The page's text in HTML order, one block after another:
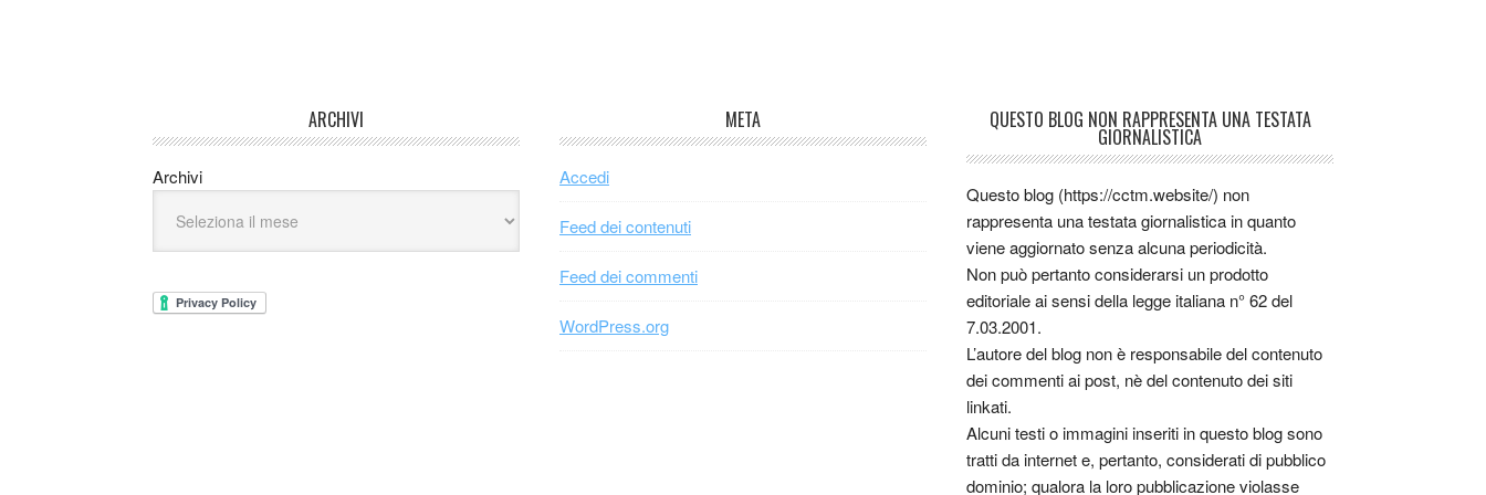
ARCHIVI
Archivi
META
Accedi
Feed dei contenuti
Feed dei commenti
WordPress.org
QUESTO BLOG NON RAPPRESENTA UNA TESTATA
GIORNALISTICA
Questo blog (https://cctm.website/) non
rappresenta una testata giornalistica in quanto
viene aggiornato senza alcuna periodicità.
Non può pertanto considerarsi un prodotto
editoriale ai sensi della legge italiana n° 62 del
7.03.2001.
L’autore del blog non è responsabile del contenuto
dei commenti ai post, nè del contenuto dei siti
linkati.
Alcuni testi o immagini inseriti in questo blog sono
tratti da internet e, pertanto, considerati di pubblico
dominio; qualora la loro pubblicazione violasse